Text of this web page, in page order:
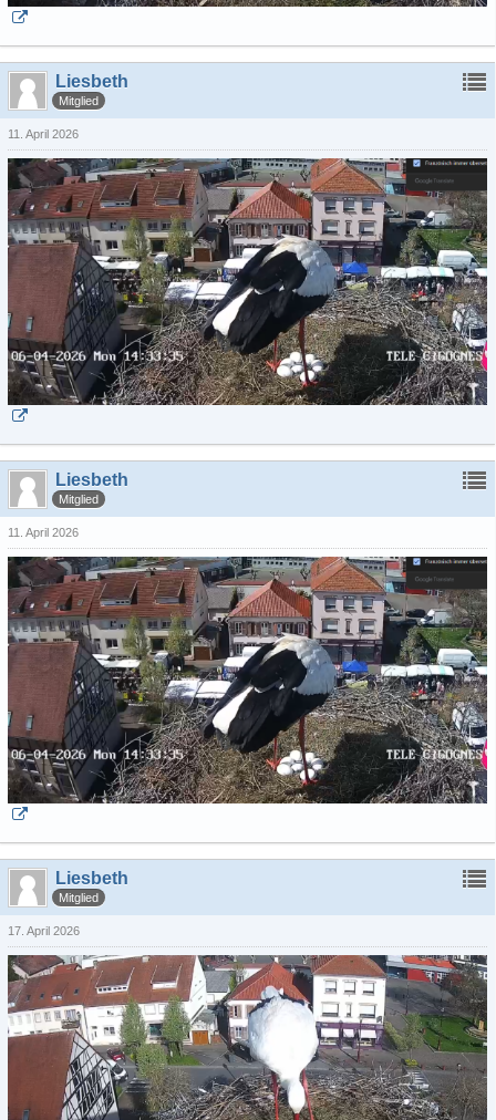
Liesbeth
Mitglied
11. April 2026
Liesbeth
Mitglied
11. April 2026
Liesbeth
Mitglied
17. April 2026